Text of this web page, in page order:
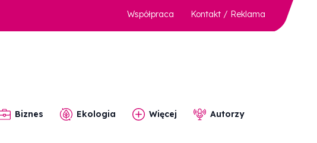
Współpraca Kontakt / Reklama
Biznes Ekologia Więcej Autorzy